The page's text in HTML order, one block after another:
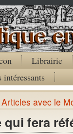
Librairie
intéressants
Articles avec le
fera